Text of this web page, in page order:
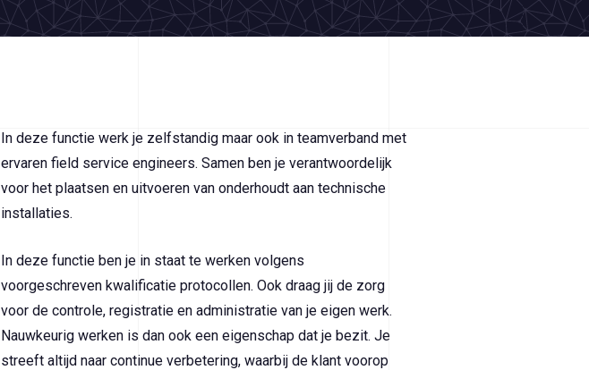
In deze functie werk je zelfstandig maar ook in teamverband met
ervaren field service engineers. Samen ben je verantwoordelijk
voor het plaatsen en uitvoeren van onderhoudt aan technische
installaties.
In deze functie ben je in staat te werken volgens
voorgeschreven kwalificatie protocollen. Ook draag jij de zorg
voor de controle, registratie en administratie van je eigen werk.
Nauwkeurig werken is dan ook een eigenschap dat je bezit. Je
streeft altijd naar continue verbetering, waarbij de klant voorop